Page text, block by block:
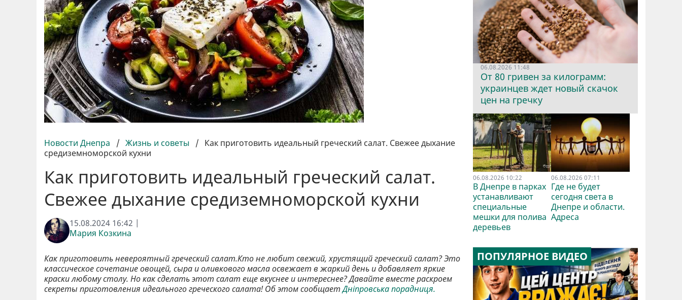
Новости Днепра / Жизнь и советы / Как приготовить идеальный греческий салат. Свежее дыхание
средиземноморской кухни
Как приготовить идеальный греческий салат.
Свежее дыхание средиземноморской кухни
15.08.2024 16:42 |
Мария Козкина
Как приготовить невероятный греческий салат.Кто не любит свежий, хрустящий греческий салат? Это
классическое сочетание овощей, сыра и оливкового масла освежает в жаркий день и добавляет яркие
краски любому столу. Но как сделать этот салат еще вкуснее и интереснее? Давайте вместе раскроем
секреты приготовления идеального греческого салата! Об этом сообщаетДніпровська порадниця.
06.08.2026 11:48
От 80 гривен за килограмм:
украинцев ждет новый скачок
цен на гречку
06.08.2026 10:22
В Днепре в парках
устанавливают
специальные
мешки для полива
деревьев
06.08.2026 07:11
Где не будет
сегодня света в
Днепре и области.
Адреса
ПОПУЛЯРНОЕ ВИДЕО